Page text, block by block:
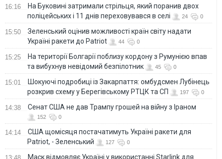
16:16
На Буковині затримали стрільця, який поранив двох
поліцейських і 11 днів переховувався в селі
24 0
15:50
Зеленський оцінив можливості країн світу надати
Україні ракети до Patriot
44 0
15:25
На території Болгарії поблизу кордону з Румунією впав
та вибухнув невідомий безпілотник
45 0
15:01
Шокуючі подробиці із Закарпаття: омбудсмен Лубінець
розкрив схему у Берегівському РТЦК та СП
197 0
14:38 Сенат США не дав Трампу грошей на війну з Іраном
152 0
14:14
США щомісяця постачатимуть Україні ракети для
Patriot, - Зеленський
127 0
Маск відмовляє Україні у використанні Starlink для